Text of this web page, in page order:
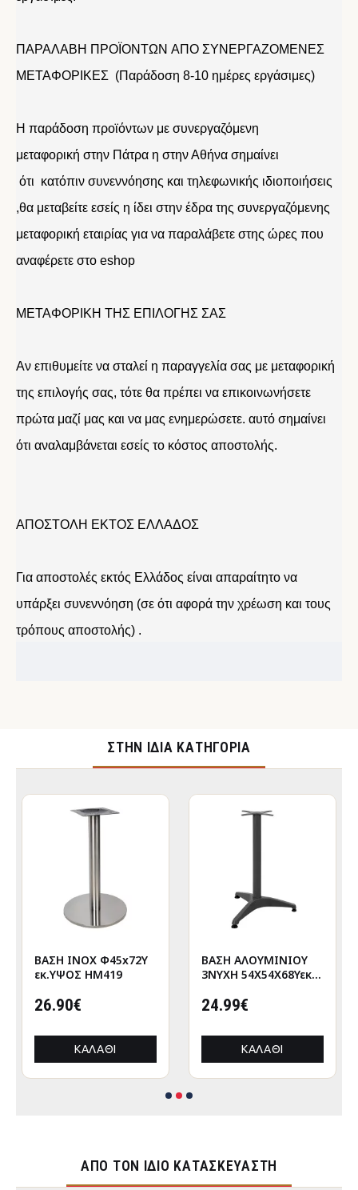
ΠΑΡΑΛΑΒΗ ΠΡΟΪΟΝΤΩΝ ΑΠΟ ΣΥΝΕΡΓΑΖΟΜΕΝΕΣ
ΜΕΤΑΦΟΡΙΚΕΣ (Παράδοση 8-10 ημέρες εργάσιμες)
Η παράδοση προϊόντων με συνεργαζόμενη
μεταφορική στην Πάτρα η στην Αθήνα σημαίνει
ότι κατόπιν συνεννόησης και τηλεφωνικής ιδιοποιήσεις
,θα μεταβείτε εσείς η ίδει στην έδρα της συνεργαζόμενης
μεταφορική εταιρίας για να παραλάβετε στης ώρες που
αναφέρετε στο eshop
ΜΕΤΑΦΟΡΙΚΗ ΤΗΣ ΕΠΙΛΟΓΗΣ ΣΑΣ
Αν επιθυμείτε να σταλεί η παραγγελία σας με μεταφορική
της επιλογής σας, τότε θα πρέπει να επικοινωνήσετε
πρώτα μαζί μας και να μας ενημερώσετε. αυτό σημαίνει
ότι αναλαμβάνεται εσείς το κόστος αποστολής.
ΑΠΟΣΤΟΛΗ ΕΚΤΟΣ ΕΛΛΑΔΟΣ
Για αποστολές εκτός Ελλάδος είναι απαραίτητο να
υπάρξει συνεννόηση (σε ότι αφορά την χρέωση και τους
τρόπους αποστολής) .
ΣΤΉΝ ΊΔΙΑ ΚΑΤΗΓΟΡΊΑ
ΒΑΣΗ INOX Φ45x72Υ
εκ.ΥΨΟΣ HM419
26.90€
ΚΑΛΆΘΙ
ΒΑΣΗ ΑΛΟΥΜΙΝΙΟΥ
3ΝΥΧΗ 54X54Χ68Υεκ.
HM449 ΓΚΡΙ
24.99€
ΚΑΛΆΘΙ
ΑΠΌ ΤΟΝ ΊΔΙΟ ΚΑΤΑΣΚΕΥΑΣΤΉ